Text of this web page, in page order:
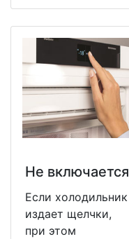
Не включается
Если холодильник
издает щелчки,
при этом